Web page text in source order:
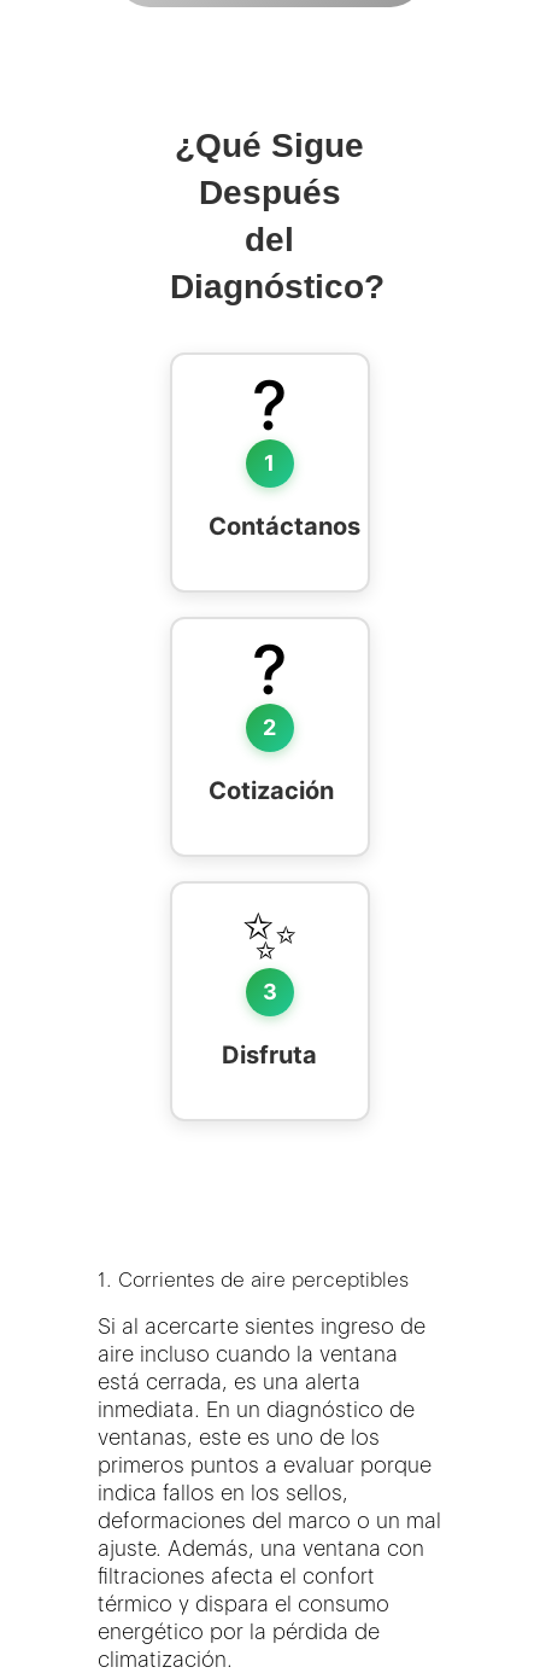
¿Qué Sigue
Después
del
Diagnóstico?
?
1
Contáctanos
?
2
Cotización
✨
3
Disfruta
1. Corrientes de aire perceptibles
Si al acercarte sientes ingreso de
aire incluso cuando la ventana
está cerrada, es una alerta
inmediata. En un diagnóstico de
ventanas, este es uno de los
primeros puntos a evaluar porque
indica fallos en los sellos,
deformaciones del marco o un mal
ajuste. Además, una ventana con
filtraciones afecta el confort
térmico y dispara el consumo
energético por la pérdida de
climatización.